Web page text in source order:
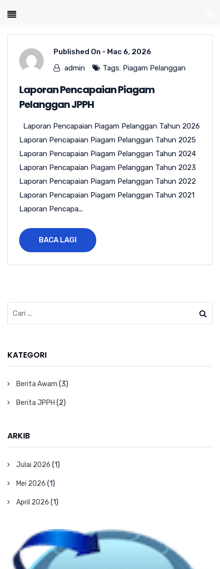
Published On - Mac 6, 2026
admin
Tags: Piagam Pelanggan
Laporan Pencapaian Piagam
Pelanggan JPPH
Laporan Pencapaian Piagam Pelanggan Tahun 2026
Laporan Pencapaian Piagam Pelanggan Tahun 2025
Laporan Pencapaian Piagam Pelanggan Tahun 2024
Laporan Pencapaian Piagam Pelanggan Tahun 2023
Laporan Pencapaian Piagam Pelanggan Tahun 2022
Laporan Pencapaian Piagam Pelanggan Tahun 2021
Laporan Pencapa...
BACA LAGI
KATEGORI
Berita Awam (3)
Berita JPPH (2)
ARKIB
Julai 2026 (1)
Mei 2026 (1)
April 2026 (1)